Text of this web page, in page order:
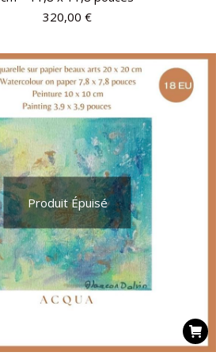
320,00 €
Produit Épuisé